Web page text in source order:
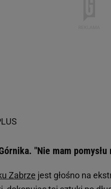
"Nie mam
Zabrze jest głośno na